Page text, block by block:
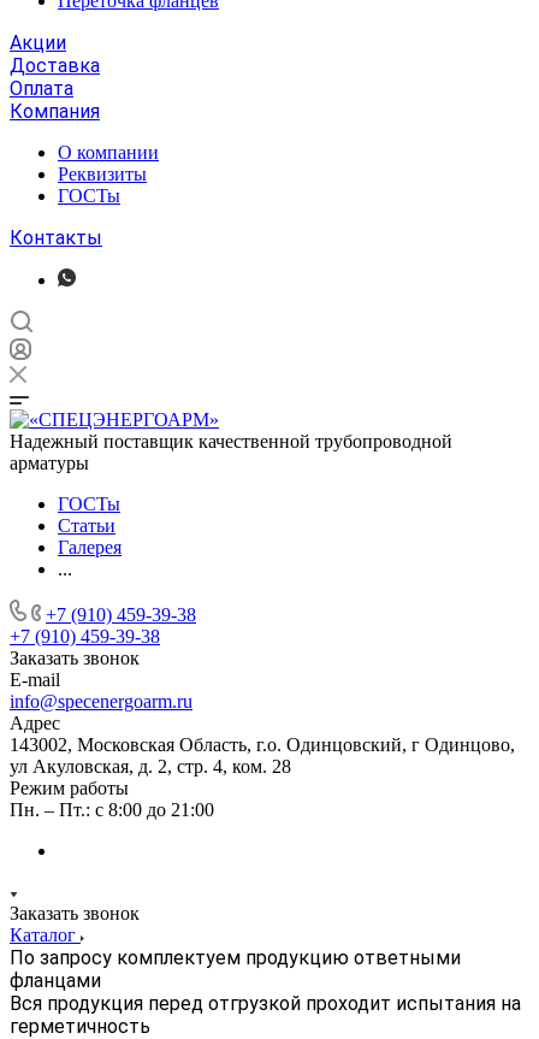
Акции
Доставка
Оплата
Компания
О компании
Реквизиты
ГОСТы
Контакты
Надежный поставщик качественной трубопроводной
арматуры
ГОСТы
Статьи
Галерея
...
+7 (910) 459-39-38
+7 (910) 459-39-38
Заказать звонок
E-mail
info@specenergoarm.ru
Адрес
143002, Московская Область, г.о. Одинцовский, г Одинцово,
ул Акуловская, д. 2, стр. 4, ком. 28
Режим работы
Пн. – Пт.: с 8:00 до 21:00
Заказать звонок
Каталог
По запросу комплектуем продукцию ответными
фланцами
Вся продукция перед отгрузкой проходит испытания на
герметичность